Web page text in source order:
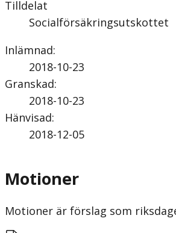
Tilldelat
Socialförsäkringsutskottet
Inlämnad:
2018-10-23
Granskad:
2018-10-23
Hänvisad:
2018-12-05
Motioner
Motioner är förslag som